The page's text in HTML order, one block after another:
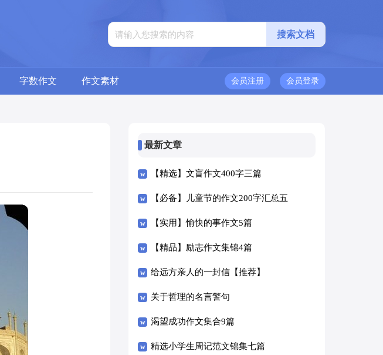
字数作文 作文素材 会员登录
会员注册
最新文章
【精选】文盲作文400字三篇
【必备】儿童节的作文200字汇总五
篇
【实用】愉快的事作文5篇
【精品】励志作文集锦4篇
给远方亲人的一封信【推荐】
关于哲理的名言警句
渴望成功作文集合9篇
精选小学生周记范文锦集七篇